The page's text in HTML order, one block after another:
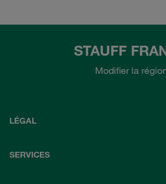
STAUFF
Modifier la
LÉGAL
SERVICES